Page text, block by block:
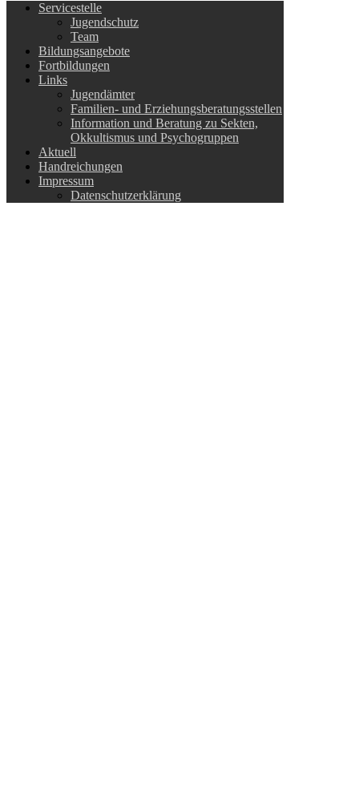
Servicestelle
Jugendschutz
Team
Bildungsangebote
Fortbildungen
Links
Jugendämter
Familien- und Erziehungsberatungsstellen
Information und Beratung zu Sekten,
Okkultismus und Psychogruppen
Aktuell
Handreichungen
Impressum
Datenschutzerklärung